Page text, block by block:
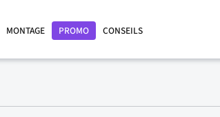
MONTAGE PROMO CONSEILS